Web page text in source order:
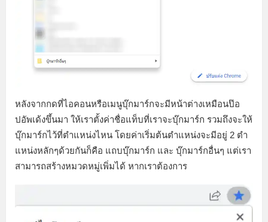
หลังจากกดที่ไอคอนหรือเมนูบุ๊กมาร์กจะมีหน้าต่างเหมือนป๊อ
ปอัพเด้งขึ้นมา ให้เราตั้งค่าชื่อแท็บที่เราจะบุ๊กมาร์ก รวมถึงจะให้
บุ๊กมาร์กไว้ที่ตำแหน่งไหน โดยค่าเริ่มต้นตำแหน่งจะมีอยู่ 2 ตำ
แหน่งหลักๆด้วยกันก็คือ แถบบุ๊กมาร์ก และ บุ๊กมาร์กอื่นๆ แต่เรา
สามารถสร้างหมวดหมู่เพิ่มได้ หากเราต้องการ